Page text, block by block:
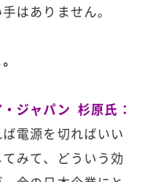
はありません。
ジャパン 杉原氏：
電源を切ればいい
みて、どういう効